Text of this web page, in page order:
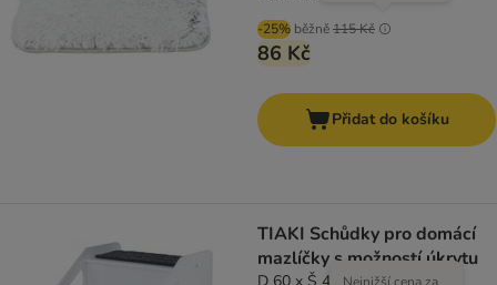
-25% běžně115 Kč
86 Kč
Přidat do košíku
TIAKI Schůdky pro domácí
mazlíčky s možností úkrytu